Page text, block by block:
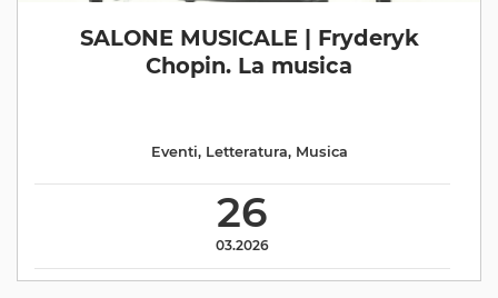
SALONE MUSICALE | Fryderyk
Chopin. La musica
26
03.2026
Eventi, Letteratura, Musica